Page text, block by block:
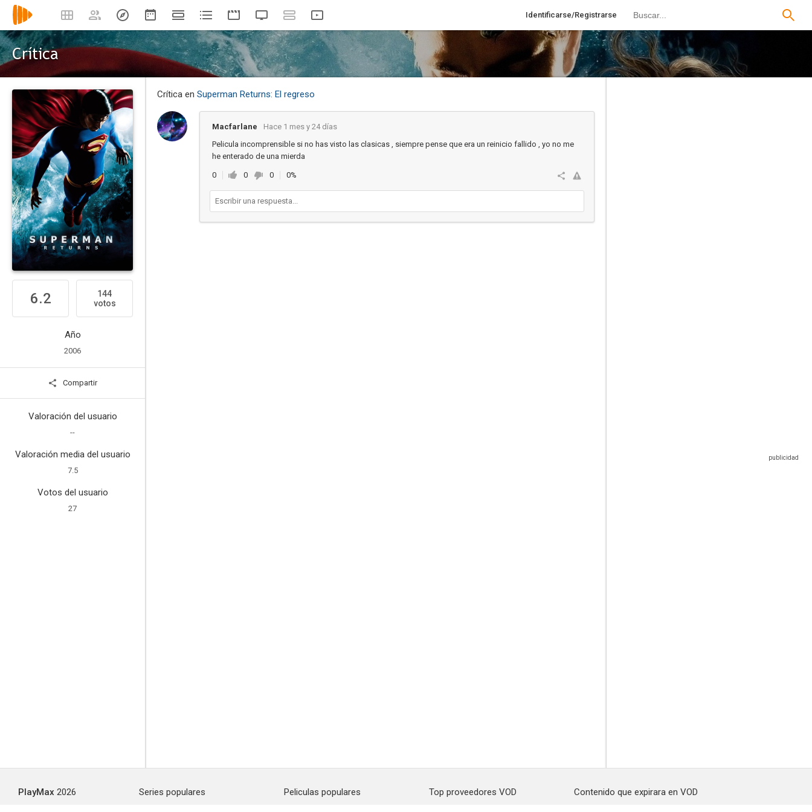
Identificarse/Registrarse
Crítica
6.2
144
votos
Año
2006
Compartir
Valoración del usuario
--
Valoración media del usuario
7.5
Votos del usuario
27
Crítica en Superman Returns: El regreso
Macfarlane
Hace 1 mes y 24 días
Pelicula incomprensible si no has visto las clasicas , siempre pense que era un reinicio fallido , yo no me
he enterado de una mierda
0 0 0 0%
PlayMax 2026
Series populares
Peliculas populares
Top proveedores VOD
Contenido que expirara en VOD